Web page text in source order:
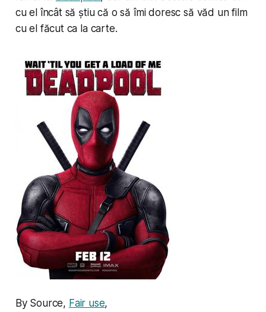
cu el încât să știu că o să îmi doresc să văd un film
cu el făcut ca la carte.
By Source, Fair use,